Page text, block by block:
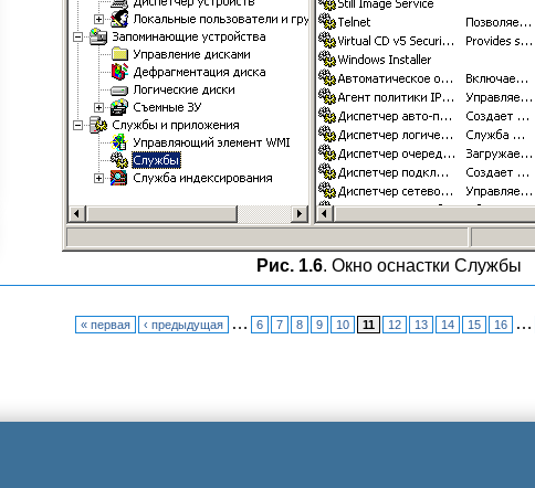
Рис. 1.6. Окно оснастки Службы
« первая ‹ предыдущая … 6 7 8 9 10 11 12 13 14 15 16 …